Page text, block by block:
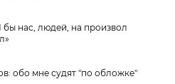
бы нас, людей, на произвол
обо мне судят "по обложке"